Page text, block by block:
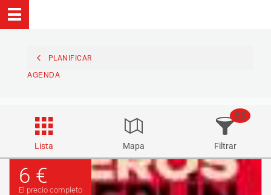
PLANIFICAR
AGENDA
Lista Mapa Filtrar
68
6 €
El precio completo